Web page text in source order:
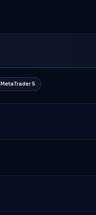
MetaTrader 5